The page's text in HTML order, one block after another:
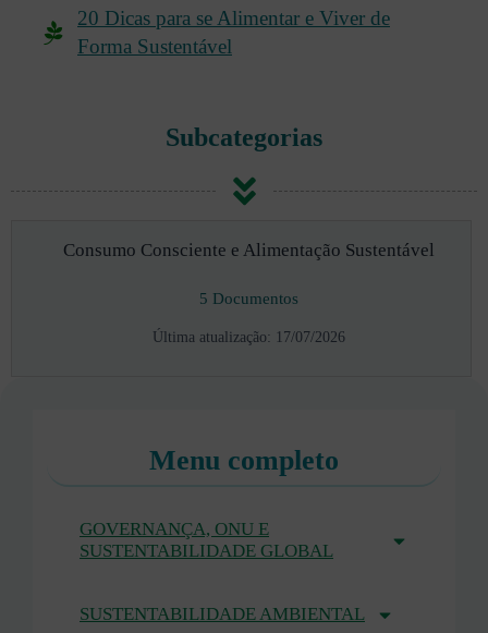
20 Dicas para se Alimentar e Viver de
Forma Sustentável
Subcategorias
Consumo Consciente e Alimentação Sustentável
5 Documentos
Última atualização: 17/07/2026
Menu completo
GOVERNANÇA, ONU E
SUSTENTABILIDADE GLOBAL
SUSTENTABILIDADE AMBIENTAL